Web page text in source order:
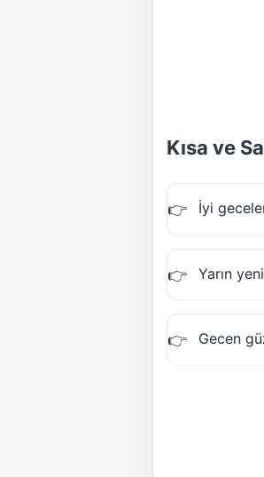
Kısa ve
İyi
Yarın
Gecen